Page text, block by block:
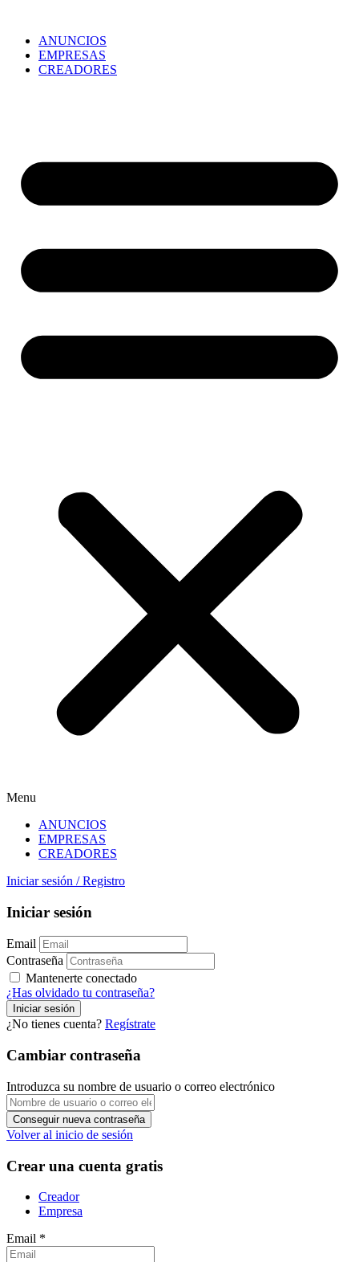
ANUNCIOS
EMPRESAS
CREADORES
Menu
ANUNCIOS
EMPRESAS
CREADORES
Iniciar sesión / Registro
Iniciar sesión
Email
Contraseña
Mantenerte conectado
¿Has olvidado tu contraseña?
¿No tienes cuenta? Regístrate
Cambiar contraseña
Introduzca su nombre de usuario o correo electrónico
Volver al inicio de sesión
Crear una cuenta gratis
Creador
Empresa
Email *